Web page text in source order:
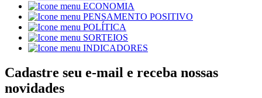
ECONOMIA
PENSAMENTO POSITIVO
POLÍTICA
SORTEIOS
INDICADORES
Cadastre seu e-mail e receba nossas
novidades